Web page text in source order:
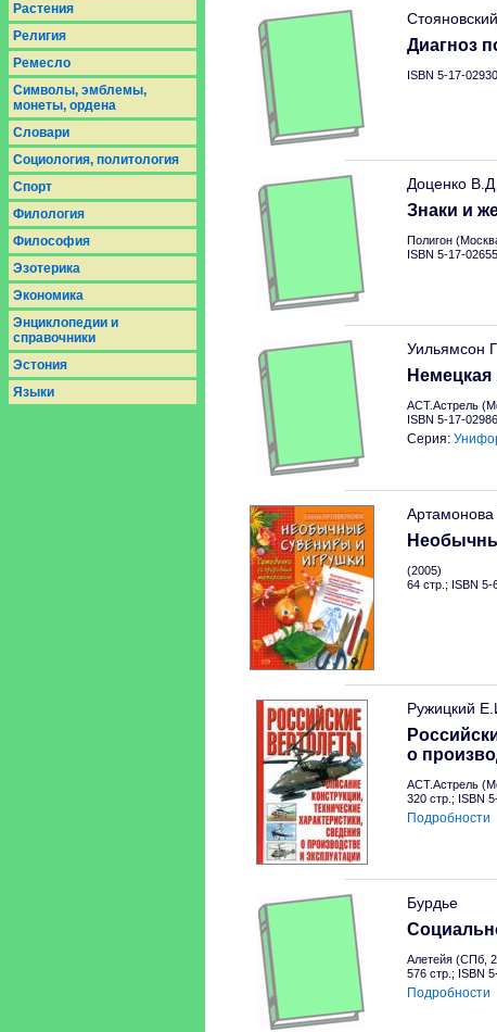
Растения
Религия
Ремесло
Символы, эмблемы,
монеты, ордена
Словари
Социология, политология
Спорт
Филология
Философия
Эзотерика
Экономика
Энциклопедии и
справочники
Эстония
Языки
Диагноз
ISBN 5-17-
Доценко В.Д
Знаки и
Полигон
ISBN 5-17-
Уильямсон Г
Немецкая
АСТ.Астрель
ISBN 5-17-
Серия:
(2005)
64 стр.; ISBN 5-
Ружицкий
о
АСТ.Астрель
320 стр.; ISBN
Подробности
Бурдье
Алетейя (СПб,
576 стр.; ISBN
Подробности